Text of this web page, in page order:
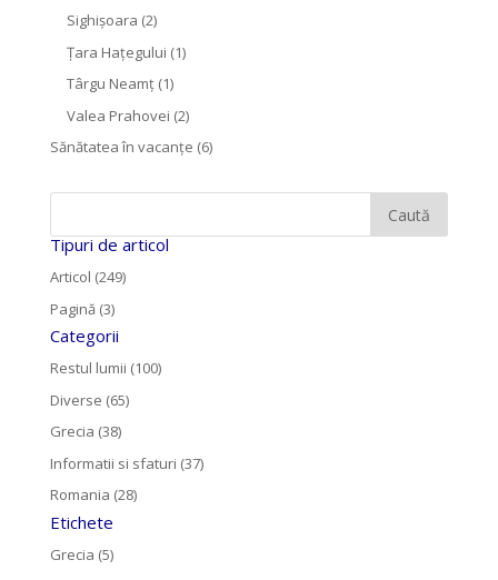
Sighişoara (2)
Țara Hațegului (1)
Târgu Neamţ(1)
Valea Prahovei (2)
Sănătatea în vacanțe (6)
Tipuri de articol
Articol (249)
Pagină (3)
Categorii
Restul lumii (100)
Diverse (65)
Grecia (38)
Informatii si sfaturi (37)
Romania (28)
Etichete
Grecia (5)